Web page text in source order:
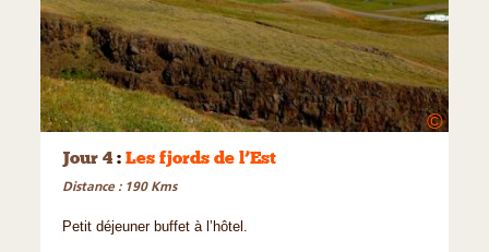
©
Jour 4 : Les fjords de l’Est
Distance : 190 Kms
Petit déjeuner buffet à l’hôtel.